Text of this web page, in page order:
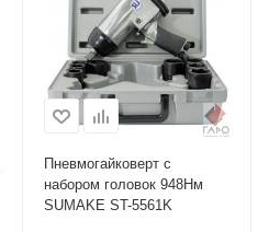
Пневмогайковерт с
набором головок 948Нм
SUMAKE ST-5561K